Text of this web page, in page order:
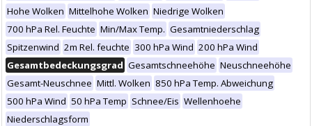
Hohe Wolken Mittelhohe Wolken Niedrige Wolken
700 hPa Rel. Feuchte Min/Max Temp. Gesamtniederschlag
Spitzenwind 2m Rel. feuchte 300 hPa Wind 200 hPa Wind
Gesamtbedeckungsgrad Gesamtschneehöhe Neuschneehöhe
Gesamt-Neuschnee Mittl. Wolken 850 hPa Temp. Abweichung
500 hPa Wind 50 hPa Temp Schnee/Eis Wellenhoehe
Niederschlagsform